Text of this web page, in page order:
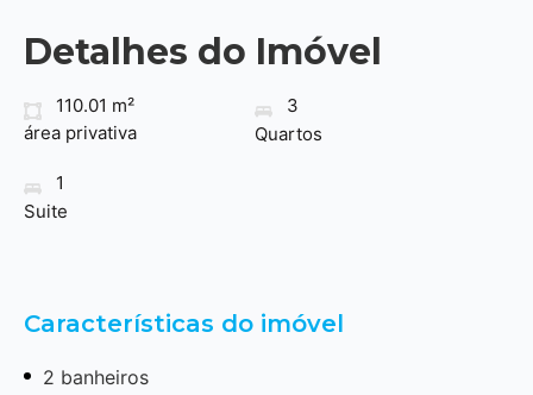
Detalhes do Imóvel
110.01 m²
área privativa
3
Quartos
1
Suite
Características do imóvel
2 banheiros